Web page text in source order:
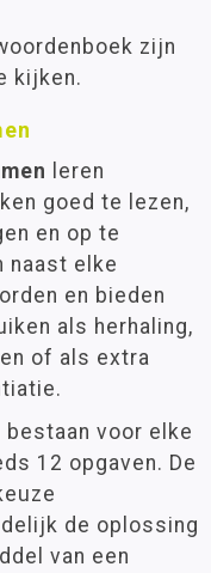
zijn
kijken.
leren
goed te lezen,
en op te
naast elke
en bieden
als herhaling,
of als extra
bestaan voor elke
12 opgaven. De
de oplossing
van een